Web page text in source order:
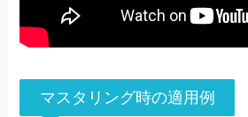
マスタリング時の適用例